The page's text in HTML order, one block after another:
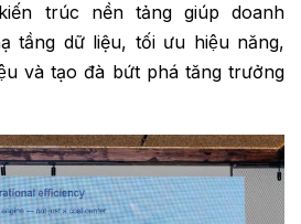
trúc nền tảng giúp doanh
tầng dữ liệu, tối ưu hiệu năng,
và tạo đà bứt phá tăng trưởng